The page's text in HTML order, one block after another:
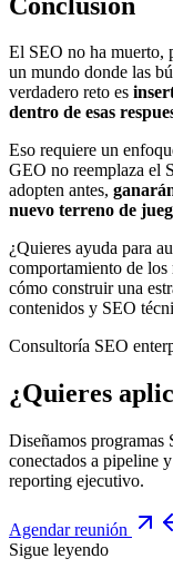
El SEO no ha muerto,
un mundo donde las
verdadero reto es
dentro de esas
Eso requiere un
GEO no reemplaza el
adopten antes,
nuevo terreno de
¿Quieres ayuda para
comportamiento de los
cómo construir una
contenidos y SEO
Consultoría SEO
¿Quieres
Diseñamos
conectados a pipeline
reporting ejecutivo.
Agendar reunión
Sigue leyendo